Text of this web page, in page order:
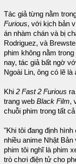
Tác giả từng nằm
Furious, với kịch bản
án nhàm chán và bị
Rodriguez, và
phim không nằm
nay, tác giả bất ngờ
Ngoài Lin, ông có lẽ
Khi 2 Fast 2 Furious
trang web Black Film,
chuỗi phim trong tất
"Khi tôi đang định
nhiều anime Nhật
phim tôi nghĩ là phim
trò chơi điện tử cho